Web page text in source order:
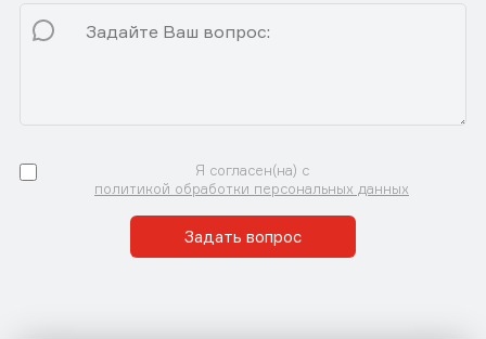
Я согласен(на) с
политикой обработки персональных данных
Задать вопрос